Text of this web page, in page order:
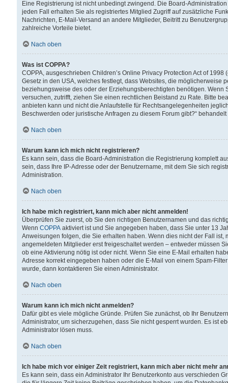
Eine Registrierung ist nicht unbedingt zwingend. Die Board-
jeden Fall erhalten Sie als registriertes Mitglied Zugriff auf zusätzliche
Nachrichten, E-Mail-Versand an andere Mitglieder, Beitritt zu
zahlreiche Vorteile bietet.
Nach oben
Was ist COPPA?
COPPA, ausgeschrieben Children’s Online Privacy Protection Act of
Gesetz in den USA, welches festlegt, dass Websites, die
beziehungsweise des oder der Erziehungsberechtigten benötigen.
versuchen, zutrifft, ziehen Sie einen rechtlichen Beistand zu Rate. Bitte
anbieten kann und nicht die Anlaufstelle für Rechtsangelegenheiten
Beschwerden oder juristische Anfragen zu diesem Forum gibt?“
Nach oben
Warum kann ich mich nicht registrieren?
Es kann sein, dass die Board-Administration die Registrierung komplett
sein, dass Ihre IP-Adresse oder der Benutzername, mit dem Sie sich
Administration.
Nach oben
Ich habe mich registriert, kann mich aber nicht anmelden!
Überprüfen Sie zuerst, ob Sie den richtigen Benutzernamen und das
Wenn COPPA aktiviert ist und Sie angegeben haben, dass Sie unter 13
Anweisungen folgen, die Sie erhalten haben. Wenn dies nicht der Fall
angemeldeten Mitglieder erst freigeschaltet werden – entweder müssen
ob eine Aktivierung nötig ist oder nicht. Wenn Sie eine E-Mail erhalten
Adresse korrekt eingegeben haben oder die E-Mail von einem Spam-
wurde, dann kontaktieren Sie einen Administrator.
Nach oben
Warum kann ich mich nicht anmelden?
Dafür gibt es viele mögliche Gründe. Prüfen Sie zunächst, ob Ihr
Administrator, um sicherzugehen, dass Sie nicht gesperrt wurden. Es ist
Administrator lösen muss.
Nach oben
Ich habe mich vor einiger Zeit registriert, kann mich aber nicht mehr
Es kann sein, dass ein Administrator Ihr Benutzerkonto aus verschieden